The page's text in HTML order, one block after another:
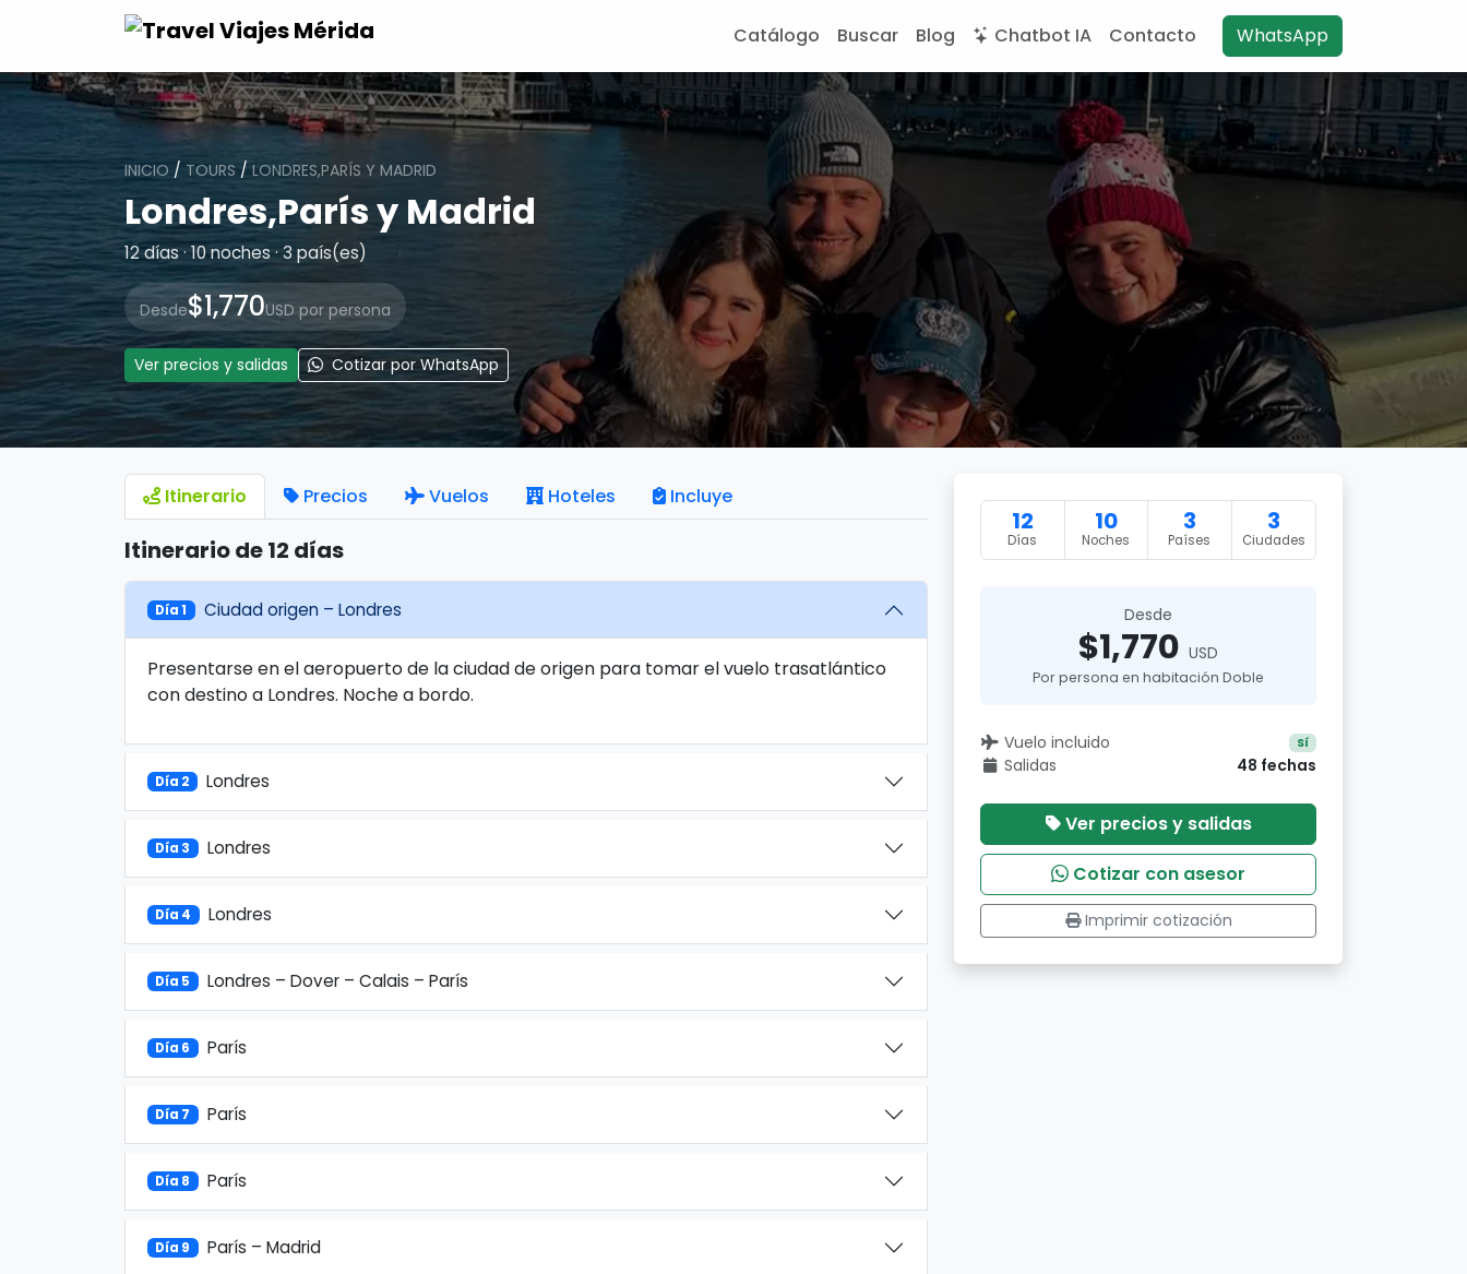
Catálogo Buscar Blog Chatbot IA Contacto WhatsApp
INICIO / TOURS / LONDRES,PARÍS Y MADRID
Londres,París y Madrid
12 días · 10 noches · 3 país(es)
Desde$1,770USD por persona
Ver precios y salidas Cotizar por WhatsApp
Itinerario Precios Vuelos Hoteles Incluye
Itinerario de 12 días
Día 1 Ciudad origen – Londres
Presentarse en el aeropuerto de la ciudad de origen para tomar el vuelo trasatlántico
con destino a Londres. Noche a bordo.
Día 2 Londres
Día 3 Londres
Día 4 Londres
Día 5 Londres – Dover – Calais – París
Día 6 París
Día 7 París
Día 8 París
Día 9 París – Madrid
12
Días
10
Noches
3
Países
3
Ciudades
Desde
$1,770 USD
Por persona en habitación Doble
Vuelo incluido Sí
Salidas 48 fechas
Ver precios y salidas
Cotizar con asesor
Imprimir cotización